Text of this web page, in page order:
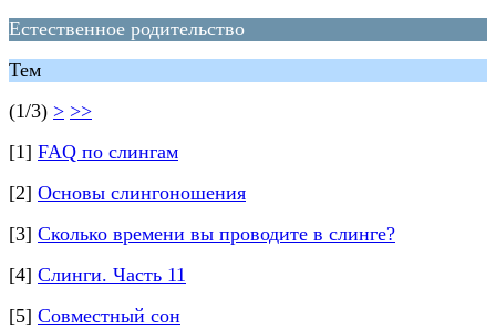
Естественное родительство
Тем
(1/3) > >>
[1] FAQ по слингам
[2] Основы слингоношения
[3] Сколько времени вы проводите в слинге?
[4] Слинги. Часть 11
[5] Совместный сон